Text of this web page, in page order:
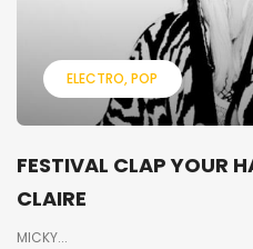
ELECTRO POP
FESTIVAL CLAP YOUR
CLAIRE
MICKY...